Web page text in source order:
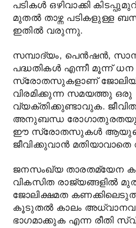
പടികൾ ഒഴിവാക്കി
മുതൽ താഴ്ന്ന പടികളുള്ള
ഇതിൽ വരുന്നു.
സമ്പാദ്യം, പെൻഷൻ,
പദ്ധതികൾ എന്നീ മൂന്ന് ധന
സ്രോതസുകളാണ്
വിരമിക്കുന്ന സമയത്തു ഒരു
വ്യക്തിക്കുണ്ടാവുക.
അനുബന്ധ രോഗാതുരതയും
ഈ സ്രോതസുകൾ
ജീവിക്കുവാൻ
ജനസംഖ്യ താരതമ്യേന
വികസിത രാജ്യങ്ങളിൽ
ജോലിക്ഷമത
കൂടുതൽ കാലം
ഭാഗമാക്കുക എന്ന രീതി